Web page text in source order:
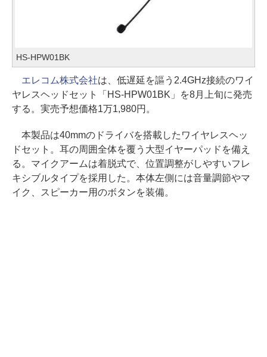
HS-HPW01BK
エレコム株式会社は、低遅延を謳う2.4GHz接続のワイ
ヤレスヘッドセット「HS-HPW01BK」を8月上旬に発売
する。実売予想価格1万1,980円。
本製品は40mmのドライバを搭載したワイヤレスヘッ
ドセット。耳の周囲全体を覆う大型イヤーパッドを備え
る。マイクアームは着脱式で、位置調整がしやすいフレ
キシブルタイプを採用した。本体左側には音量調節やマ
イク、スピーカー用のボタンを装備。